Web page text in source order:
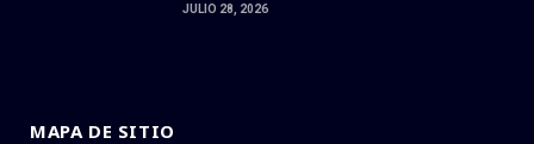
JULIO 28, 2026
MAPA DE SITIO